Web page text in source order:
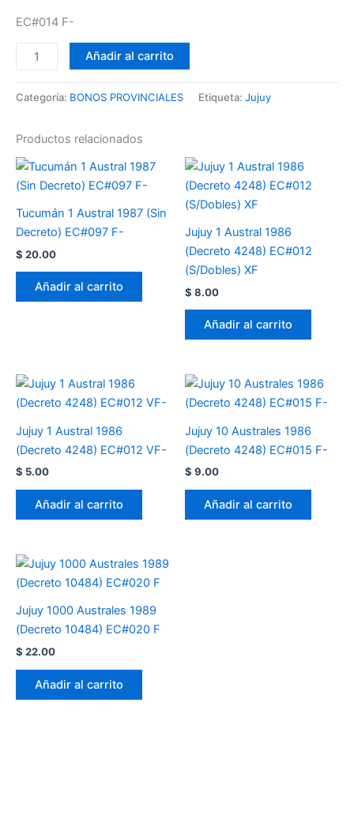
EC#014 F-
Añadir al carrito
Categoría: BONOS PROVINCIALES Etiqueta: Jujuy
Productos relacionados
Tucumán 1 Austral 1987 (Sin
Decreto) EC#097 F-
$ 20.00
Añadir al carrito
Jujuy 1 Austral 1986
(Decreto 4248) EC#012
(S/Dobles) XF
$ 8.00
Añadir al carrito
Jujuy 1 Austral 1986
(Decreto 4248) EC#012 VF-
$ 5.00
Añadir al carrito
Jujuy 10 Australes 1986
(Decreto 4248) EC#015 F-
$ 9.00
Añadir al carrito
Jujuy 1000 Australes 1989
(Decreto 10484) EC#020 F
$ 22.00
Añadir al carrito